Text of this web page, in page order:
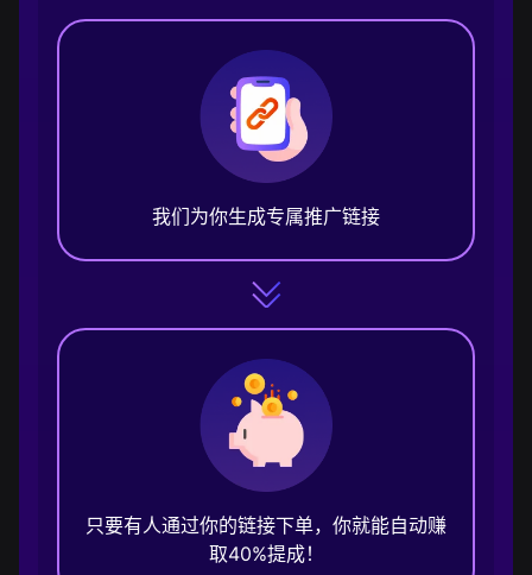
我们为你生成专属推广链接
只要有人通过你的链接下单，你就能自动赚
取40%提成！